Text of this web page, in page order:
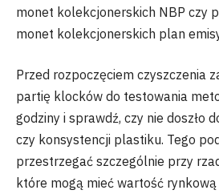
monet kolekcjonerskich NBP czy
monet kolekcjonerskich plan
Przed rozpoczęciem czyszczenia
partię klocków do testowania
godziny i sprawdź, czy nie doszło
czy konsystencji plastiku. Tego
przestrzegać szczególnie przy
które mogą mieć wartość